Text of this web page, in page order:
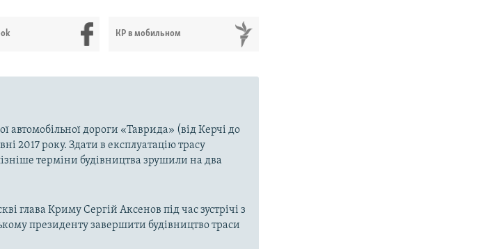
КР в мобильном
автомобільної дороги «Таврида» (від Керчі до
2017 року. Здати в експлуатацію трасу
терміни будівництва зрушили на два
глава Криму Сергій Аксенов під час зустрічі з
президенту завершити будівництво траси